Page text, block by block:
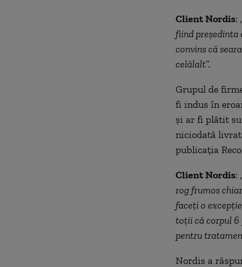
Client Nordis:
fiind președinta
convins că
celălalt”.
Grupul de
fi indus în
și ar fi plătit
niciodată
publicația
Client Nordis:
rog frumos
faceți o
toții că corpul 6
pentru
Nordis a